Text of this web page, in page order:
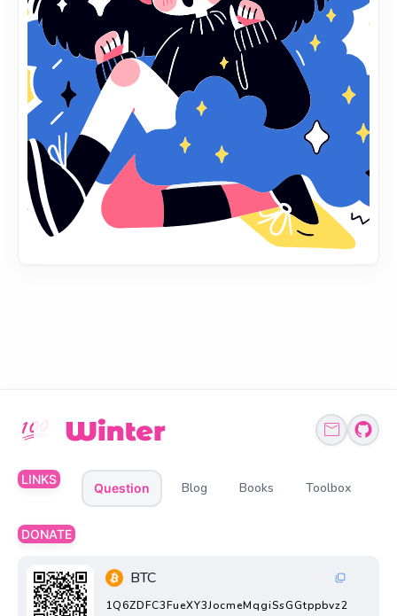
LINKS
Question Blog Books Toolbox
DONATE
BTC
1Q6ZDFC3FueXY3JocmeMqgiSsGGtppbvz2